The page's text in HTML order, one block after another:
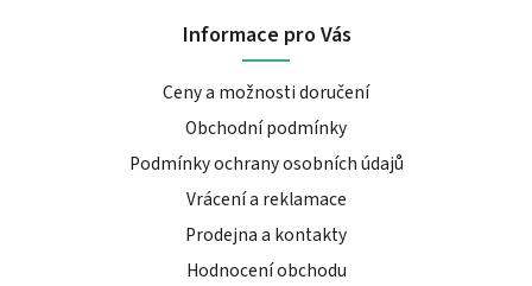
Informace pro Vás
Ceny a možnosti doručení
Obchodní podmínky
Podmínky ochrany osobních údajů
Vrácení a reklamace
Prodejna a kontakty
Hodnocení obchodu